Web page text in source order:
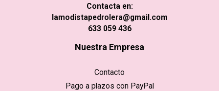
Contacta en:
lamodistapedrolera@gmail.com
633 059 436
Nuestra Empresa
Contacto
Pago a plazos con PayPal